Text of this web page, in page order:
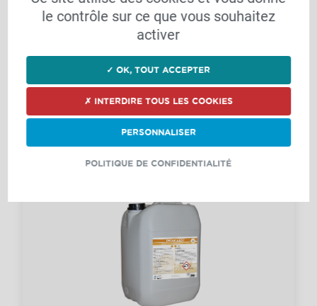
Désinfectant, Désinfection, Filtration,
Industrie agroalimentaire et viniculture,
Matériel, Production animale, Production
végétale et viticulture, Filtration
Panneau complet pour le traitement ultra-violet
de l'eau. 3 actions : la filtration, la purification et
le contrôle sur ce que vous souhaitez
activer
✓ OK, TOUT ACCEPTER
✗ INTERDIRE TOUS LES COOKIES
PERSONNALISER
POLITIQUE DE CONFIDENTIALITÉ